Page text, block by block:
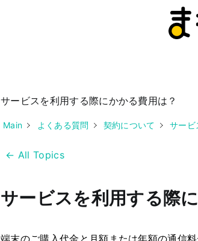
サービスを利用する際にかかる費用は？
Main よくある質問 契約について サービ
← All Topics
サービスを利用する際
端末のご購入代金と月額または年額の通信料